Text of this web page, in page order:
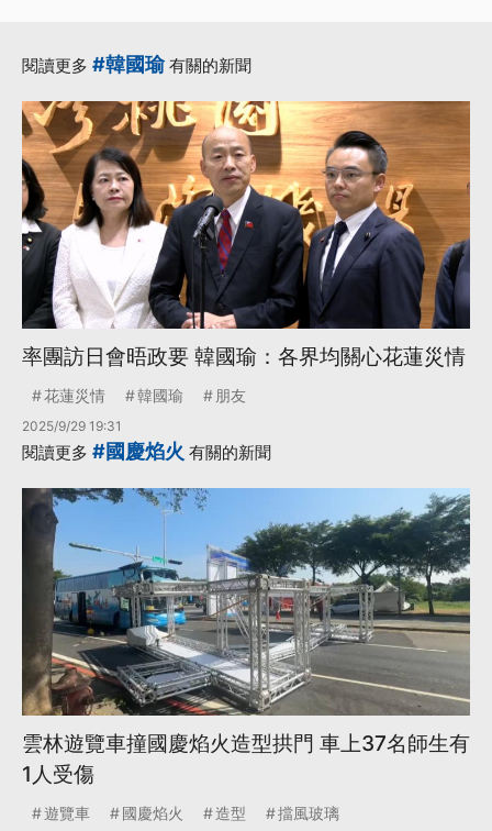
閱讀更多 #韓國瑜有關的新聞
率團訪日會晤政要 韓國瑜：各界均關心花蓮災情
花蓮災情 韓國瑜 朋友
2025/9/29 19:31
閱讀更多 #國慶焰火 有關的新聞
雲林遊覽車撞國慶焰火造型拱門 車上37名師生有
1人受傷
遊覽車 國慶焰火 造型 擋風玻璃